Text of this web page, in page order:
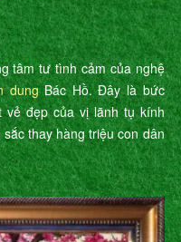
tâm tư tình cảm của nghệ
dungBác Hồ. Đây là bức
vẻ đẹp của vị lãnh tụ kính
thay hàng triệu con dân